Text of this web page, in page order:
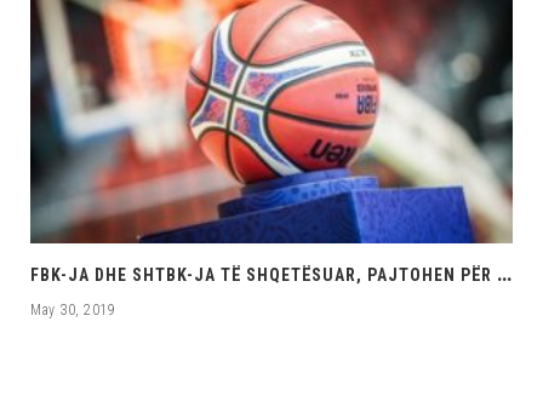
F
BK-JA DHE SHTBK-JA TË SHQETËSUAR, PAJTOHEN PËR HAPAT E ARDHSHËM
May 30, 2019